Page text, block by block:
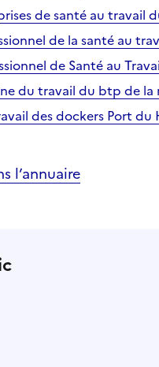
de santé au travail
de la santé au
de Santé au
du travail du btp de la
des dockers Port du
l’annuaire